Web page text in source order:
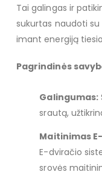
Tai galingas ir
sukurtas naudoti su
imant energiją
Pagrindinės
Galingumas:
srautą,
Maitinimas
E-dviračio
srovės